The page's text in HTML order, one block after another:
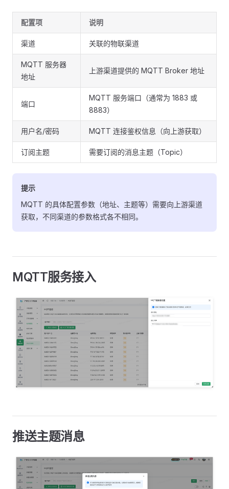
配置项 说明
渠道 关联的物联渠道
MQTT 服务器
地址
上游渠道提供的 MQTT Broker 地址
端口
MQTT 服务端口（通常为 1883 或
8883）
用户名/密码 MQTT 连接鉴权信息（向上游获取）
订阅主题 需要订阅的消息主题（Topic）
提示
MQTT 的具体配置参数（地址、主题等）需要向上游渠道
获取，不同渠道的参数格式各不相同。
MQTT服务接入
推送主题消息